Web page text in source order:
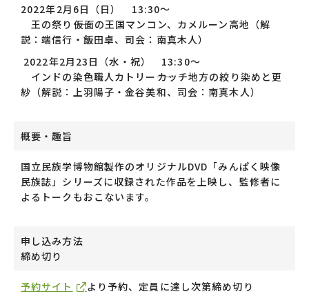
2022年2月 6日（日） 13:30～
王の祭り――仮面の王国マンコン、カメルーン高地（解
説：端信行・飯田卓、司会：南真木人）
2022年2月 23 日（水・祝） 13:30～
インドの染色職人カトリー――カッチ地方の絞り染めと更
紗（解説：上羽陽子・金谷美和、司会：南真木人）
概要・趣旨
国立民族学博物館製作のオリジナルDVD 「みんぱく映像
民族誌」シリーズに収録された作品を上映し、監修者に
よるトークもおこないます。
申し込み方法
締め切り
予約サイト より予約、定員に達し次第締め切り